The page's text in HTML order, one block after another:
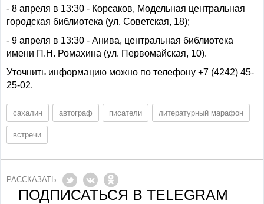
- 8 апреля в 13:30 - Корсаков, Модельная центральная
городская библиотека (ул. Советская, 18);
- 9 апреля в 13:30 - Анива, центральная библиотека
имени П.Н. Ромахина (ул. Первомайская, 10).
Уточнить информацию можно по телефону +7 (4242) 45-
25-02.
сахалин автограф писатели литературный марафон
встречи
РАССКАЗАТЬ
ПОДПИСАТЬСЯ В TELEGRAM